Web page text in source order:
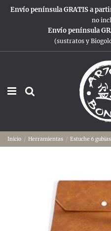
Envío península GRATIS a
no
Envío península
(sustratos y
Inicio Herramientas Estuche 6